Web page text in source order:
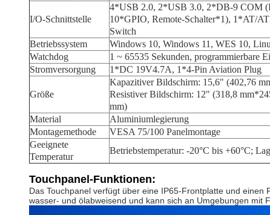
I/O-Schnittstelle
4*USB 2.0, 2*USB 3.0, 2*DB-9 COM
10*GPIO, Remote-Schalter*1), 1*AT/
Switch
Betriebssystem
Windows 10, Windows 11, WES 10,
Watchdog
1 ~ 65535 Sekunden, programmierbare
Stromversorgung
1*DC 19V4.7A, 1*4-Pin Aviation Plug
Größe
Kapazitiver Bildschirm: 15,6" (402,76
Resistiver Bildschirm: 12" (318,8
mm)
Material
Aluminiumlegierung
Montagemethode
VESA 75/100 Panelmontage
Geeignete
Temperatur
Betriebstemperatur: -20°C bis +60°C;
Touchpanel-Funktionen:
Das Touchpanel verfügt über eine IP65-Frontplatte und
wasser- und ölabweisend und kann sich an Umgebungen mit